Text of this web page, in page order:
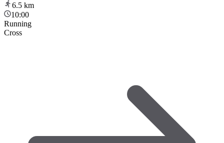
6.5 km
10:00
Running
Cross